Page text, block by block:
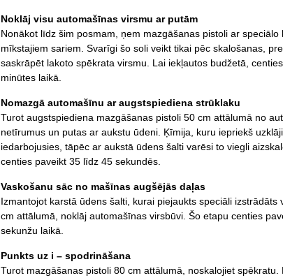
Noklāj visu automašīnas virsmu ar putām
Nonākot līdz šim posmam, ņem mazgāšanas pistoli ar speciālo
mīkstajiem sariem. Svarīgi šo soli veikt tikai pēc skalošanas,
saskrāpēt lakoto spēkrata virsmu. Lai iekļautos budžetā,
minūtes laikā.
Nomazgā automašīnu ar augstspiediena strūklaku
Turot augstspiediena mazgāšanas pistoli 50 cm attālumā no
netīrumus un putas ar aukstu ūdeni. Ķīmija, kuru iepriekš
iedarbojusies, tāpēc ar aukstā ūdens šalti varēsi to viegli
centies paveikt 35 līdz 45 sekundēs.
Vaskošanu sāc no mašīnas augšējās daļas
Izmantojot karstā ūdens šalti, kurai piejaukts speciāli izstrādāts
cm attālumā, noklāj automašīnas virsbūvi. Šo etapu centies
sekunžu laikā.
Punkts uz i – spodrināšana
Turot mazgāšanas pistoli 80 cm attālumā, noskalojiet spēkratu.